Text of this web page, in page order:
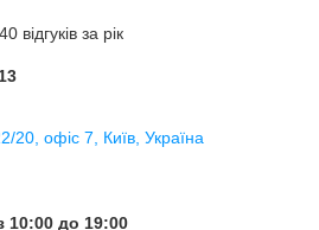
відгуків за рік
20, офіс 7, Київ, Україна
10:00 до 19:00